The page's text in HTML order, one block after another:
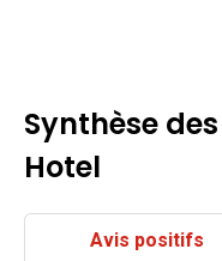
Synthèse
Hotel
Avis positifs